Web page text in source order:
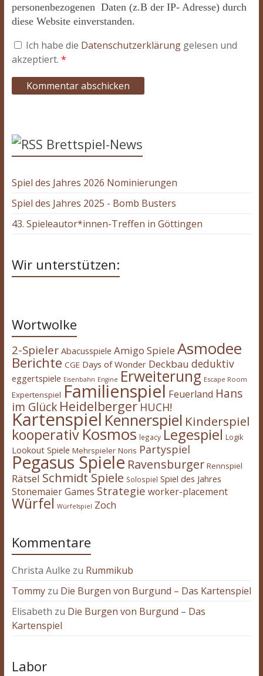
personenbezogenen Daten (z.B der IP- Adresse) durch
diese Website einverstanden.
Ich habe die Datenschutzerklärung gelesen und
akzeptiert. *
Brettspiel-News
Spiel des Jahres 2026 Nominierungen
Spiel des Jahres 2025 - Bomb Busters
43. Spieleautor*innen-Treffen in Göttingen
Wir unterstützen:
Wortwolke
2-Spieler Abacusspiele Amigo Spiele Asmodee
Berichte CGE Days of Wonder Deckbau deduktiv
eggertspiele Eisenbahn Engine Erweiterung Escape Room
Expertenspiel Familienspiel Feuerland Hans
im Glück Heidelberger HUCH!
Kartenspiel Kennerspiel Kinderspiel
kooperativ Kosmos legacy Legespiel Logik
Lookout Spiele Mehrspieler Noris Partyspiel
Pegasus Spiele Ravensburger Rennspiel
Rätsel Schmidt Spiele Solospiel Spiel des Jahres
Stonemaier Games Strategie worker-placement
Würfel Würfelspiel Zoch
Kommentare
Christa Aulke zu Rummikub
Tommyzu Die Burgen von Burgund – Das Kartenspiel
Elisabeth zu Die Burgen von Burgund – Das
Kartenspiel
Labor